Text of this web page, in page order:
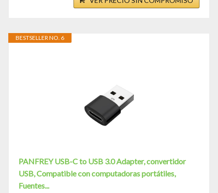
BESTSELLER NO. 6
PANFREY USB-C to USB 3.0 Adapter, convertidor
USB, Compatible con computadoras portátiles,
Fuentes...